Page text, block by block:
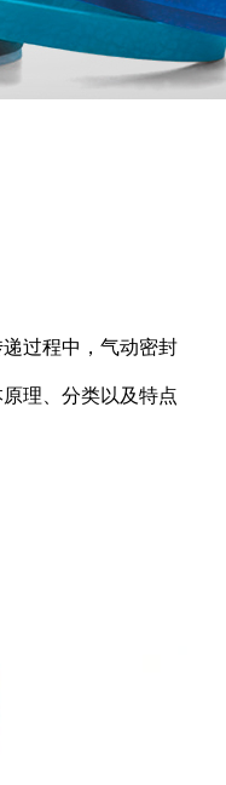
过程中，气动密封
理、分类以及特点